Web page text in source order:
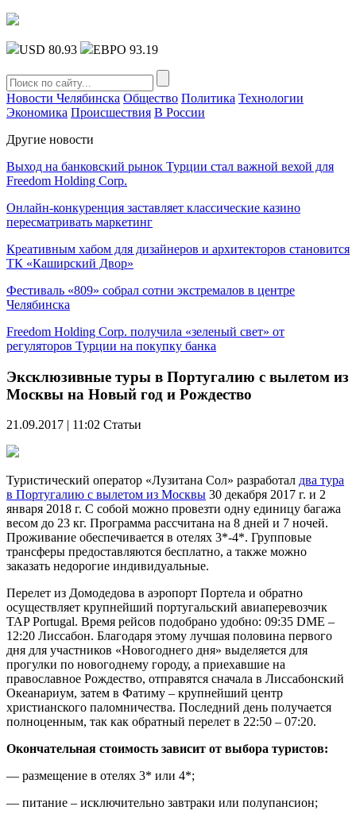
USD 80.93 ЕВРО 93.19
Новости Челябинска Общество Политика Технологии
Экономика Происшествия В России
Другие новости
Выход на банковский рынок Турции стал важной вехой для
Freedom Holding Corp.
Онлайн-конкуренция заставляет классические казино
пересматривать маркетинг
Креативным хабом для дизайнеров и архитекторов становится
ТК «Каширский Двор»
Фестиваль «809» собрал сотни экстремалов в центре
Челябинска
Freedom Holding Corp. получила «зеленый свет» от
регуляторов Турции на покупку банка
Эксклюзивные туры в Португалию с вылетом из
Москвы на Новый год и Рождество
21.09.2017 | 11:02 Статьи
Туристический оператор «Лузитана Сол» разработал два тура
в Португалию с вылетом из Москвы 30 декабря 2017 г. и 2
января 2018 г. С собой можно провезти одну единицу багажа
весом до 23 кг. Программа рассчитана на 8 дней и 7 ночей.
Проживание обеспечивается в отелях 3*-4*. Групповые
трансферы предоставляются бесплатно, а также можно
заказать недорогие индивидуальные.
Перелет из Домодедова в аэропорт Портела и обратно
осуществляет крупнейший португальский авиаперевозчик
TAP Portugal. Время рейсов подобрано удобно: 09:35 DME –
12:20 Лиссабон. Благодаря этому лучшая половина первого
дня для участников «Новогоднего дня» выделяется для
прогулки по новогоднему городу, а приехавшие на
православное Рождество, отправятся сначала в Лиссабонский
Океанариум, затем в Фатиму – крупнейший центр
христианского паломничества. Последний день получается
полноценным, так как обратный перелет в 22:50 – 07:20.
Окончательная стоимость зависит от выбора туристов:
— размещение в отелях 3* или 4*;
— питание – исключительно завтраки или полупансион;